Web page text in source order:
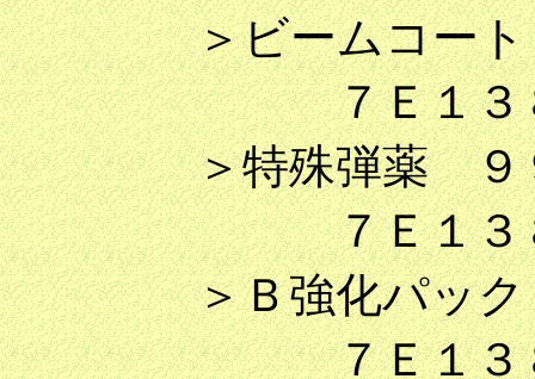
＞ビームコート
７Ｅ１３８８
＞特殊弾薬 ９
７Ｅ１３８９
＞Ｂ強化パック
７Ｅ１３８Ａ